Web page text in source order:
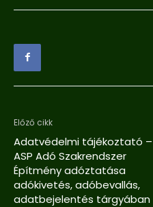
Előző cikk
Adatvédelmi tájékoztató –
ASP Adó Szakrendszer
Építmény adóztatása
adókivetés, adóbevallás,
adatbejelentés tárgyában